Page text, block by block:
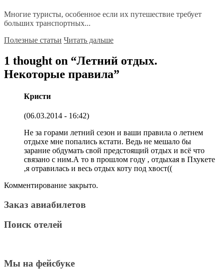
Многие туристы, особенное если их путешествие требует
больших транспортных...
Полезные статьи Читать дальше
1 thought on “Летний отдых.
Некоторые правила”
Кристи
(06.03.2014 - 16:42)
Не за горами летний сезон и ваши правила о летнем
отдыхе мне попались кстати. Ведь не мешало бы
зарание обдумать свой предстоящий отдых и всё что
связано с ним.А то в прошлом году , отдыхая в Пхукете
,я отравилась и весь отдых коту под хвост((
Комментирование закрыто.
Заказ авиабилетов
Поиск отелей
Мы на фейсбуке